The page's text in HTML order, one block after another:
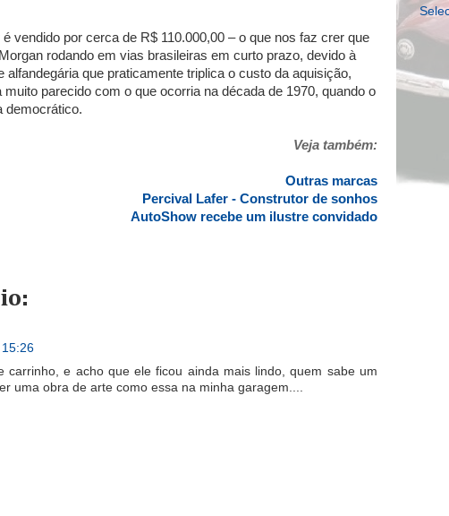
vendido por cerca de R$ 110.000,00 – o que nos faz crer que
rodando em vias brasileiras em curto prazo, devido à
alfandegária que praticamente triplica o custo da aquisição,
parecido com o que ocorria na década de 1970, quando o
democrático.
Veja também:
Outras marcas
Percival Lafer - Construtor de sonhos
AutoShow recebe um ilustre convidado
carrinho, e acho que ele ficou ainda mais lindo, quem sabe um
uma obra de arte como essa na minha garagem....